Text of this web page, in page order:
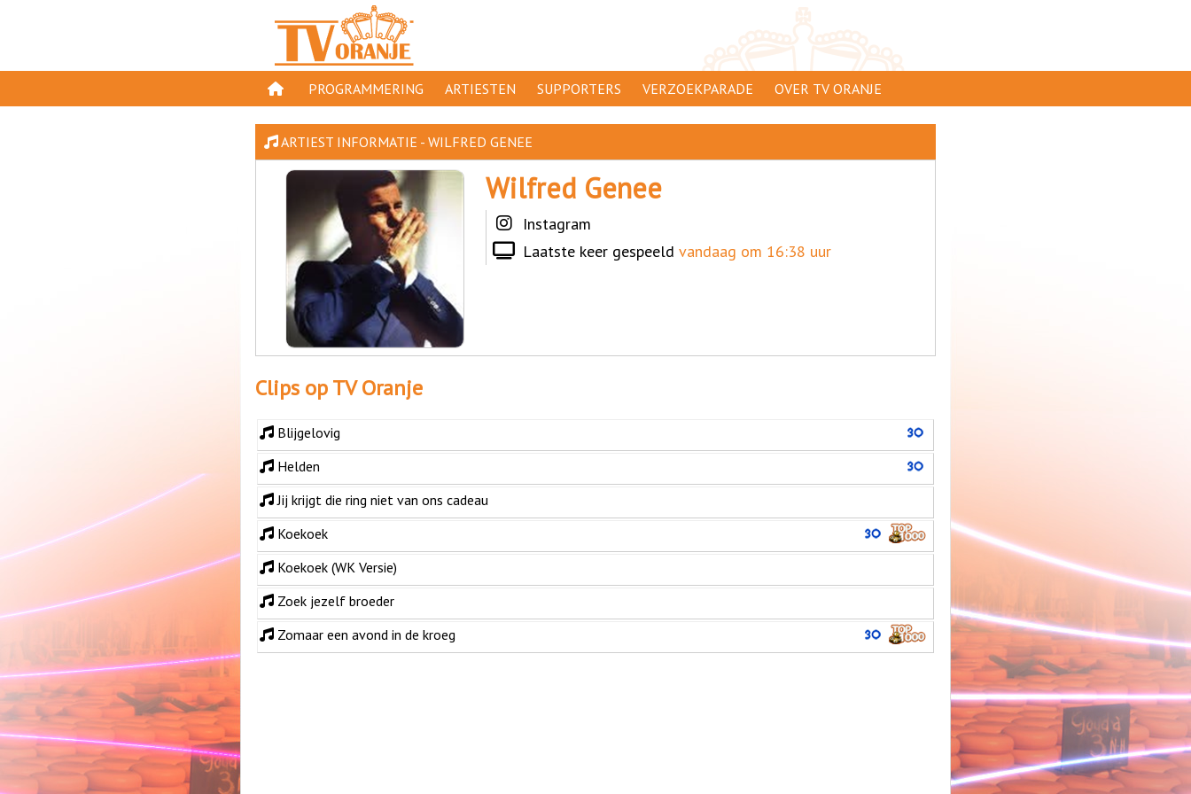
PROGRAMMERING
PROGRAMMA'S
GESPEELD OP TV ORANJE
ORANJE KROON
TV ORANJE TOP 1000
11 VAN ORANJE
ARTIESTEN SUPPORTERS
SUPPORTERSACTIES
AANMELDEN
VERZOEKPARADE OVER TV ORANJE
WAAR TE ZIEN
CLIP INSTUREN
ARTIEST INFORMATIE - WILFRED GENEE
Wilfred Genee
Instagram
Laatste keer gespeeld vandaag om 16:38 uur
Clips op TV Oranje
Blijgelovig
Helden
Jij krijgt die ring niet van ons cadeau
Koekoek
Koekoek (WK Versie)
Zoek jezelf broeder
Zomaar een avond in de kroeg